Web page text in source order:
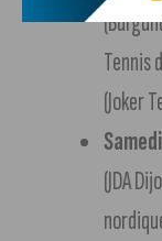
Tennis
(Joker
(JDA